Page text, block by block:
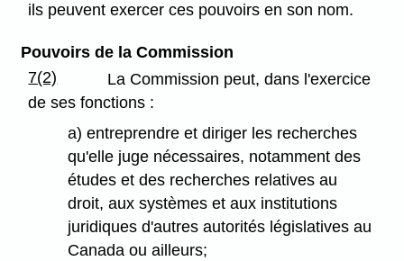
ils peuvent exercer ces pouvoirs en son nom.
Pouvoirs de la Commission
7(2)
La Commission peut, dans l'exercice
de ses fonctions :
a) entreprendre et diriger les recherches
qu'elle juge nécessaires, notamment des
études et des recherches relatives au
droit, aux systèmes et aux institutions
juridiques d'autres autorités législatives au
Canada ou ailleurs;